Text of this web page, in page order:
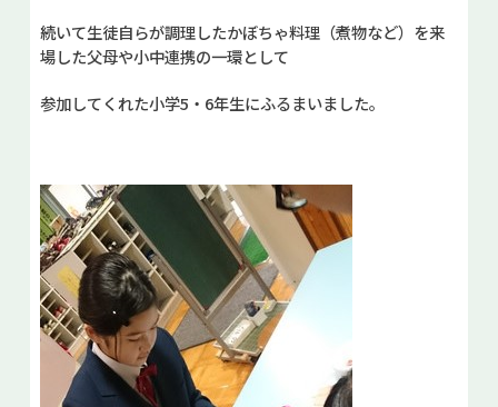
続いて生徒自らが調理したかぼちゃ料理（煮物など）を来
場した父母や小中連携の一環として
参加してくれた小学5・6年生にふるまいました。